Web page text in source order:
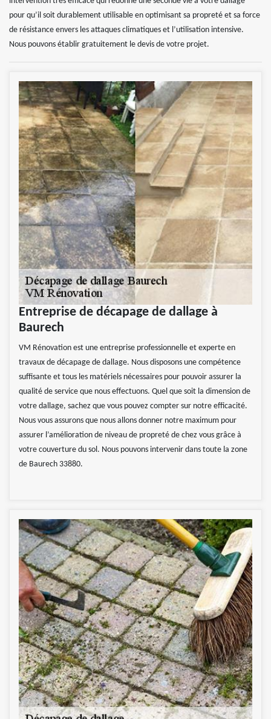
pour qu’il soit durablement utilisable en optimisant sa propreté et sa force
de résistance envers les attaques climatiques et l’utilisation intensive.
Nous pouvons établir gratuitement le devis de votre projet.
Entreprise de décapage de dallage à
Baurech
VM Rénovation est une entreprise professionnelle et experte en
travaux de décapage de dallage. Nous disposons une compétence
suffisante et tous les matériels nécessaires pour pouvoir assurer la
qualité de service que nous effectuons. Quel que soit la dimension de
votre dallage, sachez que vous pouvez compter sur notre efficacité.
Nous vous assurons que nous allons donner notre maximum pour
assurer l’amélioration de niveau de propreté de chez vous grâce à
votre couverture du sol. Nous pouvons intervenir dans toute la zone
de Baurech 33880.